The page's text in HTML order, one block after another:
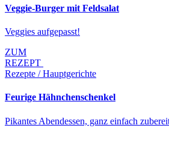
Veggie-Burger mit Feldsalat
Veggies aufgepasst!
ZUM
REZEPT
Rezepte / Hauptgerichte
Feurige Hähnchenschenkel
Pikantes Abendessen, ganz einfach